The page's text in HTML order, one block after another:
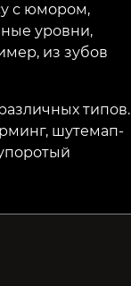
с юмором,
уровни,
из зубов
типов.
шутемап-